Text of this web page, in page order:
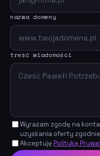
nazwa domeny
treść wiadomości
Wyrażam zgodę na
uzyskania oferty
Akceptuję Politykę